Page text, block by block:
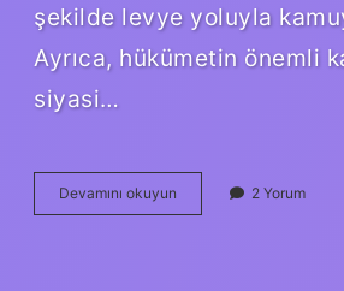
şekilde levye yoluyla
Ayrıca, hükümetin önemli
siyasi…
Devamını okuyun
ne
2 Yorum